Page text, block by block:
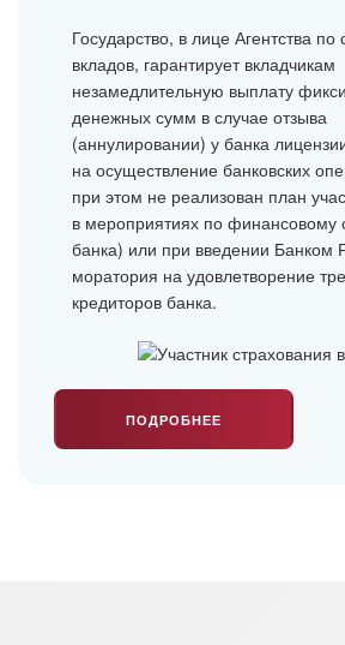
Государство, в лице Агентства по
вкладов, гарантирует вкладчикам
незамедлительную выплату
денежных сумм в случае отзыва
(аннулировании) у банка
на осуществление банковских
при этом не реализован план
в мероприятиях по финансовому
банка) или при введении Банком
моратория на удовлетворение
кредиторов банка.
ПОДРОБНЕЕ